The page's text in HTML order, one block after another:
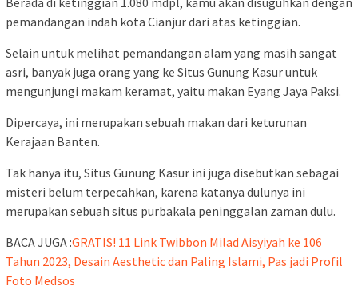
pemandangan indah kota Cianjur dari atas ketinggian.
Selain untuk melihat pemandangan alam yang masih sangat
asri, banyak juga orang yang ke Situs Gunung Kasur untuk
mengunjungi makam keramat, yaitu makan Eyang Jaya Paksi.
Dipercaya, ini merupakan sebuah makan dari keturunan
Kerajaan Banten.
Tak hanya itu, Situs Gunung Kasur ini juga disebutkan sebagai
misteri belum terpecahkan, karena katanya dulunya ini
merupakan sebuah situs purbakala peninggalan zaman dulu.
BACA JUGA :GRATIS! 11 Link Twibbon Milad Aisyiyah ke 106
Tahun 2023, Desain Aesthetic dan Paling Islami, Pas jadi Profil
Foto Medsos